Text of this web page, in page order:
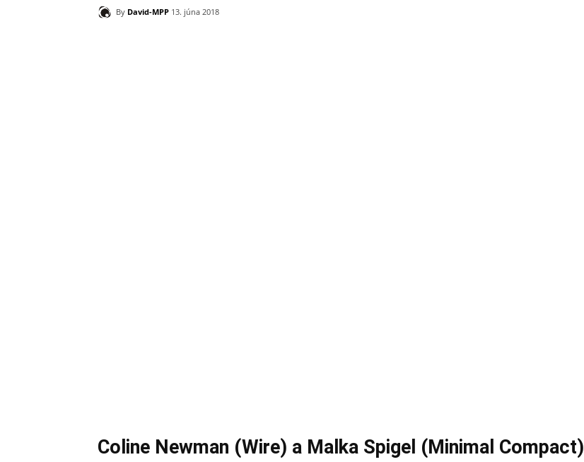
By David-MPP 13. júna 2018
Coline Newman (Wire) a Malka Spigel (Minimal Compact)